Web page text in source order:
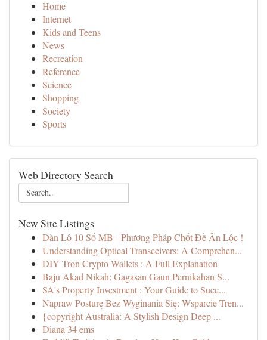
Home
Internet
Kids and Teens
News
Recreation
Reference
Science
Shopping
Society
Sports
Web Directory Search
New Site Listings
Dàn Lô 10 Số MB - Phương Pháp Chốt Đề Ăn Lộc !
Understanding Optical Transceivers: A Comprehen...
DIY Tron Crypto Wallets : A Full Explanation
Baju Akad Nikah: Gagasan Gaun Pernikahan S...
SA's Property Investment : Your Guide to Succ...
Napraw Posturę Bez Wyginania Się: Wsparcie Tren...
{copyright Australia: A Stylish Design Deep ...
Diana 34 ems